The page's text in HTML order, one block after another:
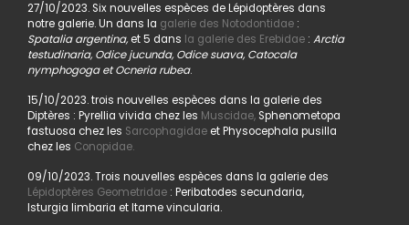
27/10/2023. Six nouvelles espèces de Lépidoptères dans
notre galerie. Un dans la galerie des Notodontidae:
Spatalia argentina, et 5 dans la galerie des Erebidae: Arctia
testudinaria, Odice jucunda, Odice suava, Catocala
nymphogoga et Ocneria rubea.
15/10/2023. trois nouvelles espèces dans la galerie des
Diptères : Pyrellia vivida chez les Muscidae,Sphenometopa
fastuosa chez les Sarcophagidaeet Physocephala pusilla
chez les Conopidae.
09/10/2023. Trois nouvelles espèces dans la galerie des
Lépidoptères Geometridae: Peribatodes secundaria,
Isturgia limbaria et Itame vincularia.